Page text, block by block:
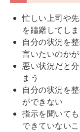
忙しい上司や
を躊躇してしま
自分の状況を
言いたいのか
悪い状況だと
まう
自分の状況を
ができない
指示を聞いて
できていない